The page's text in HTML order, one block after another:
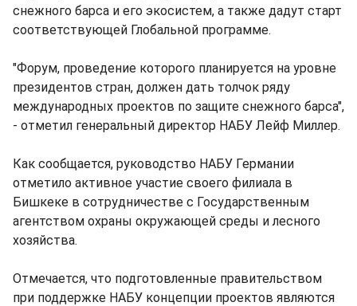
снежного барса и его экосистем, а также дадут старт
соответствующей Глобальной программе.
"Форум, проведение которого планируется на уровне
президентов стран, должен дать толчок ряду
международных проектов по защите снежного барса",
- отметил генеральный директор НАБУ Лейф Миллер.
Как сообщается, руководство НАБУ Германии
отметило активное участие своего филиала в
Бишкеке в сотрудничестве с Государственным
агентством охраны окружающей среды и лесного
хозяйства.
Отмечается, что подготовленные правительством
при поддержке НАБУ концепции проектов являются